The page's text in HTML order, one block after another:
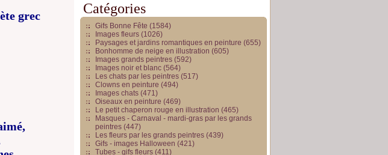
grec Catégories
Gifs Bonne Fête (1584)
Images fleurs (1026)
Paysages et jardins romantiques en peinture (655)
Bonhomme de neige en illustration (605)
Images grands peintres (592)
Images noir et blanc (564)
Les chats par les peintres (517)
Clowns en peinture (494)
Images chats (471)
Oiseaux en peinture (469)
Le petit chaperon rouge en illustration (465)
Masques - Carnaval - mardi-gras par les grands
peintres (447)
Les fleurs par les grands peintres (439)
Gifs - images Halloween (421)
Tubes - gifs fleurs (411)